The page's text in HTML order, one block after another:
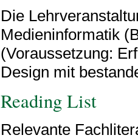
Die
Medieninformatik
(Voraussetzung:
Design mit
Reading List
Relevante